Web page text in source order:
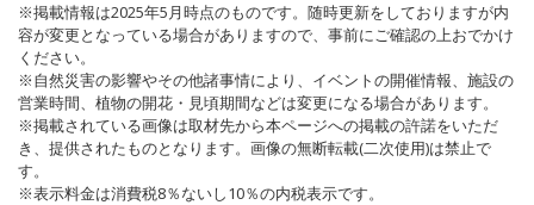
※掲載情報は2025年5月時点のものです。随時更新をしておりますが内
容が変更となっている場合がありますので、事前にご確認の上おでかけ
ください。
※自然災害の影響やその他諸事情により、イベントの開催情報、施設の
営業時間、植物の開花・見頃期間などは変更になる場合があります。
※掲載されている画像は取材先から本ページへの掲載の許諾をいただ
き、提供されたものとなります。画像の無断転載(二次使用)は禁止で
す。
※表示料金は消費税8％ないし10％の内税表示です。